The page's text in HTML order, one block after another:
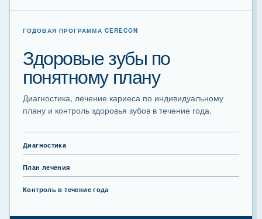
ГОДОВАЯ ПРОГРАММА CERECON
Здоровые зубы по
понятному плану
Диагностика, лечение кариеса по индивидуальному
плану и контроль здоровья зубов в течение года.
Диагностика
План лечения
Контроль в течение года